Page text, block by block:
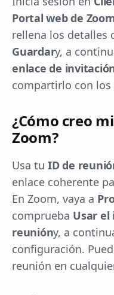
Portal web de
rellena los detalles
Guardary, a
enlace de
compartirlo con
¿Cómo creo
Zoom?
Usa tu ID de
enlace coherente
En Zoom, vaya a
comprueba Usar el
reunióny, a
configuración.
reunión en